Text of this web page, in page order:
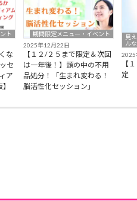
ト
な
セ
ア
期間限定メニュー・イベント
2025年12月22日
【１２/２５まで限定＆次回
は一年後！】頭の中の不用
品処分！「生まれ変わる！
脳活性化セッション」
見
ル
2025
【
定